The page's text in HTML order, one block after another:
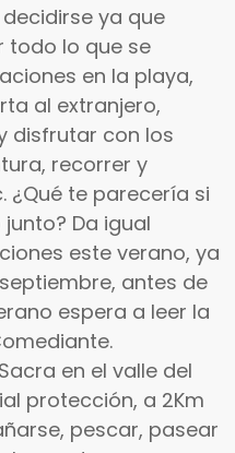
ya que
todo lo que se
en la playa,
al extranjero,
disfrutar con los
recorrer y
¿Qué te parecería si
Da igual
este verano, ya
antes de
espera a leer la
en el valle del
protección, a 2Km
pescar, pasear